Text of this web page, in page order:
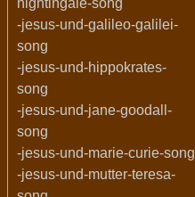
nightingale-song
-jesus-und-galileo-galilei-
song
-jesus-und-hippokrates-
song
-jesus-und-jane-goodall-
song
-jesus-und-marie-curie-song
-jesus-und-mutter-teresa-